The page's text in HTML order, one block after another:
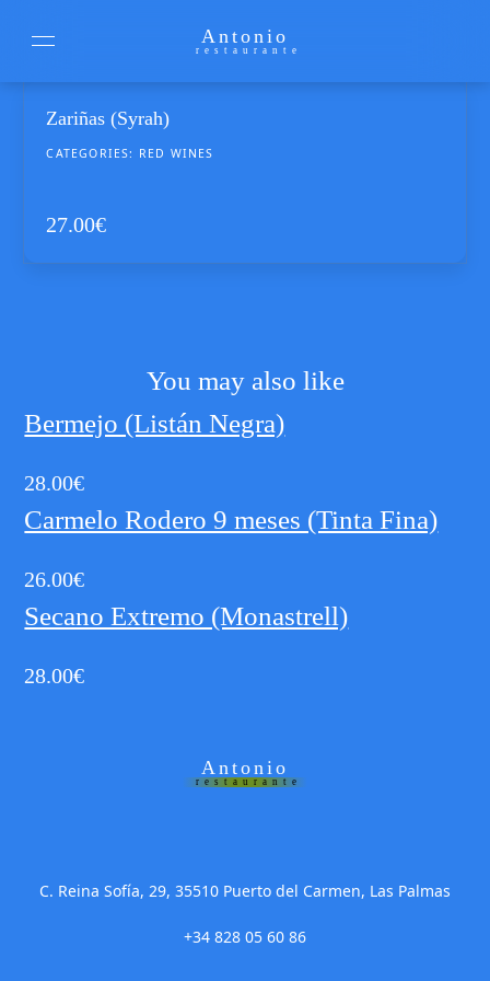
Antonio
restaurante
Zariñas (Syrah)
CATEGORIES: RED WINES
27.00€
You may also like
Bermejo (Listán Negra)
28.00€
Carmelo Rodero 9 meses (Tinta Fina)
26.00€
Secano Extremo (Monastrell)
28.00€
Antonio
restaurante
C. Reina Sofía, 29, 35510 Puerto del Carmen, Las Palmas
+34 828 05 60 86